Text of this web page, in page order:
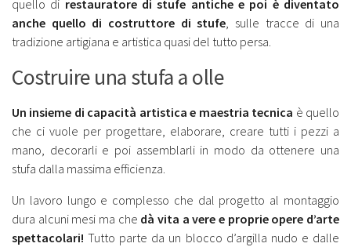
quello di restauratore di stufe antiche e poi è diventato
anche quello di costruttore di stufe, sulle tracce di una
tradizione artigiana e artistica quasi del tutto persa.
Costruire una stufa a olle
Un insieme di capacità artistica e maestria tecnica è quello
che ci vuole per progettare, elaborare, creare tutti i pezzi a
mano, decorarli e poi assemblarli in modo da ottenere una
stufa dalla massima efficienza.
Un lavoro lungo e complesso che dal progetto al montaggio
dura alcuni mesi ma che dà vita a vere e proprie opere d’arte
spettacolari! Tutto parte da un blocco d’argilla nudo e dalle